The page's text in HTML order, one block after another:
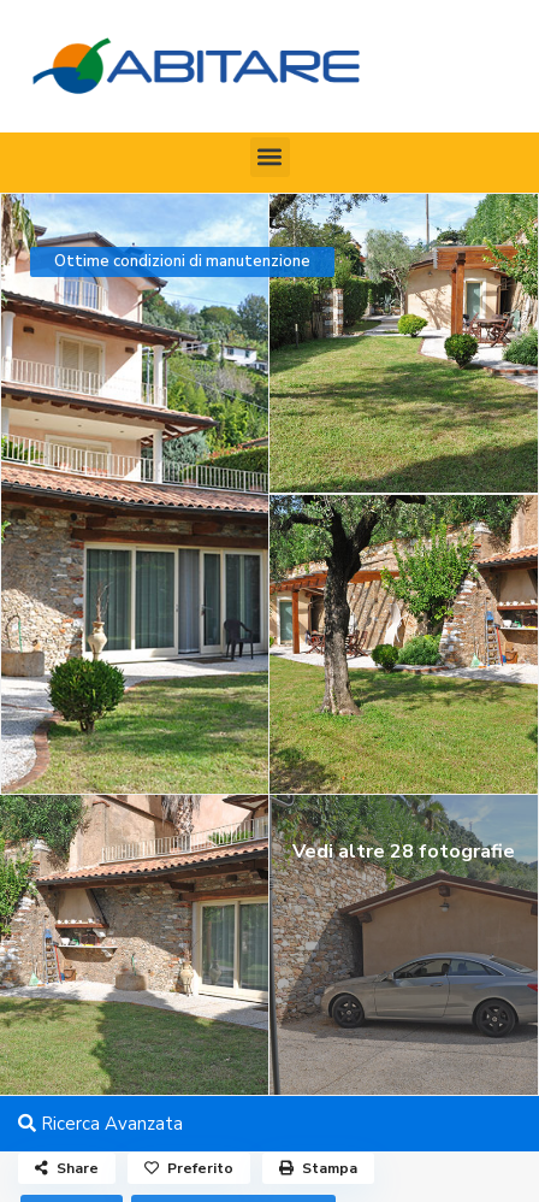
Ottime condizioni di manutenzione
Vedi altre 28 fotografie
Ricerca Avanzata
Share Preferito Stampa